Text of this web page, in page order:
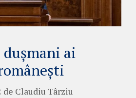
ai
de Claudiu Târziu